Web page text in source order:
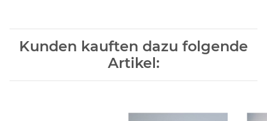
Kunden kauften dazu folgende
Artikel: